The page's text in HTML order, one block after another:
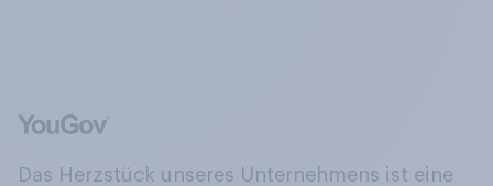
Das Herzstück unseres Unternehmens ist eine